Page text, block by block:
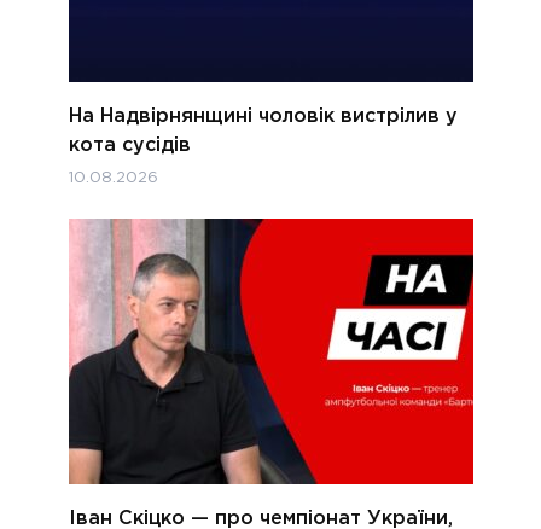
На Надвірнянщині чоловік вистрілив у
кота сусідів
10.08.2026
Іван Скіцко — про чемпіонат України,